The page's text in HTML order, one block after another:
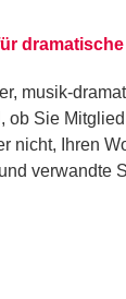
musik-
Sie
nicht, Ihren
verwandte